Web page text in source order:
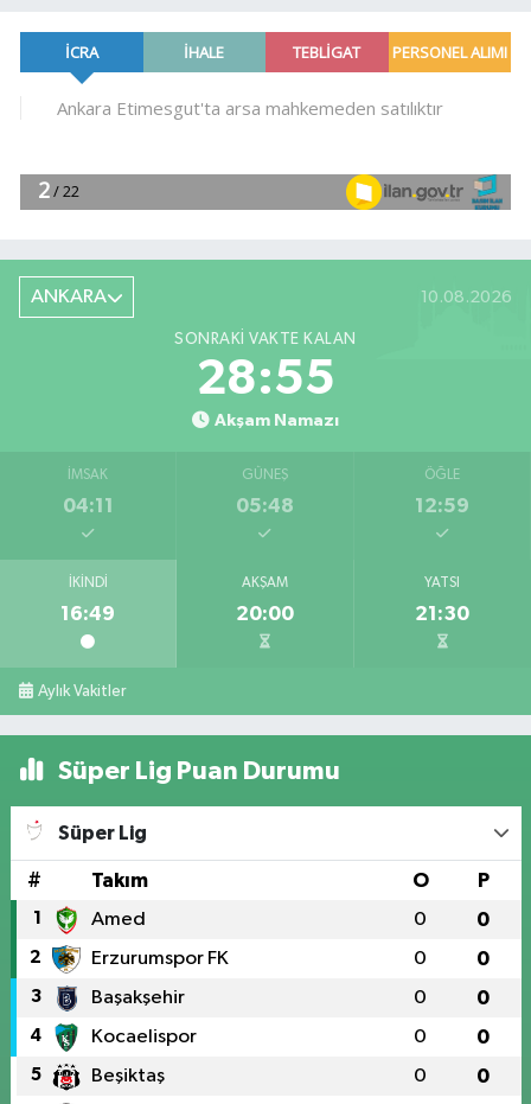
ANKARA 10.08.2026
SONRAKI VAKTE KALAN
28:53
Akşam Namazı
İMSAK
04:11
GÜNEŞ
05:48
ÖĞLE
12:59
İKINDI
16:49
AKŞAM
20:00
YATSI
21:30
Aylık Vakitler
Süper Lig Puan Durumu
Süper Lig
# Takım O P
1 Amed 0 0
2 Erzurumspor FK 0 0
3 Başakşehir 0 0
4 Kocaelispor 0 0
5 Beşiktaş 0 0